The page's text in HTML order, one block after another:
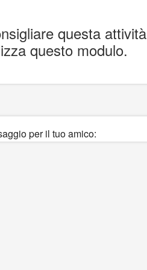
questa
questo modulo.
per il tuo amico: